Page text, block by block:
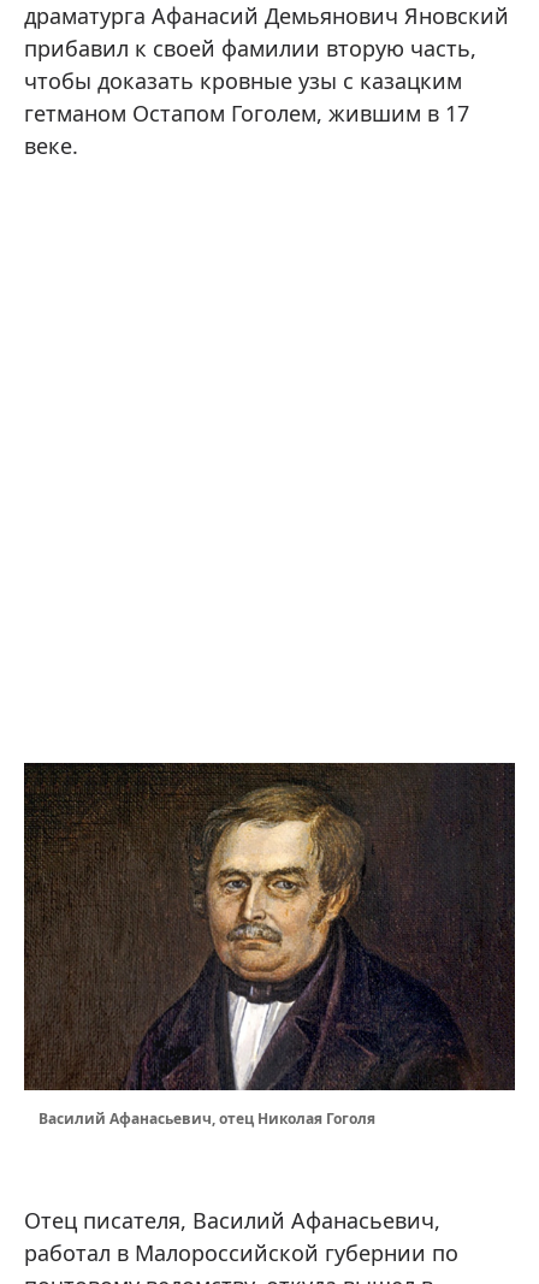
драматурга Афанасий Демьянович Яновский
прибавил к своей фамилии вторую часть,
чтобы доказать кровные узы с казацким
гетманом Остапом Гоголем, жившим в 17
веке.
Василий Афанасьевич, отец Николая Гоголя
Отец писателя, Василий Афанасьевич,
работал в Малороссийской губернии по